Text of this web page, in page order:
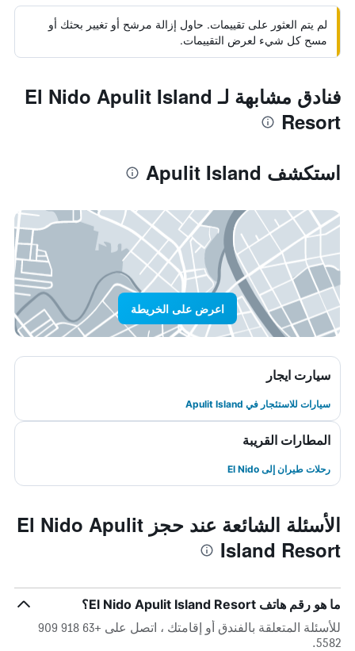
لم يتم العثور على تقييمات. حاول إزالة مرشح أو تغيير بحثك أو
مسح كل شيء لعرض التقييمات.
فنادق مشابهة لـ El Nido Apulit Island
Resort
استكشف Apulit Island
اعرض على الخريطة
سيارت ايجار
سيارات للاستئجار في Apulit Island
المطارات القريبة
رحلات طيران إلى El Nido
الأسئلة الشائعة عند حجز El Nido Apulit
Island Resort
ما هو رقم هاتف El Nido Apulit Island Resort؟
للأسئلة المتعلقة بالفندق أو إقامتك ، اتصل على +63 918 909
5582.